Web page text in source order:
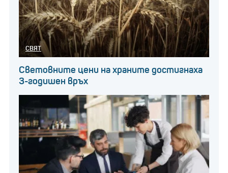
СВЯТ
Световните цени на храните достигнаха
3-годишен връх